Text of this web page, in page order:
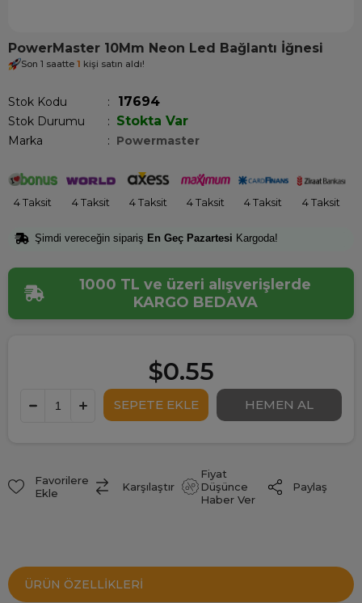
PowerMaster 10Mm Neon Led Bağlantı İğnesi
Son 1 saatte 1 kişi satın aldı!
Stok Kodu 17694
Stok Durumu : Stokta Var
Marka : Powermaster
4 Taksit 4 Taksit 4 Taksit 4 Taksit 4 Taksit 4 Taksit
Şimdi vereceğin sipariş En Geç Pazartesi Kargoda!
1000 TL ve üzeri alışverişlerde
KARGO BEDAVA
$0.55
Favorilere
Ekle
Karşılaştır
Fiyat
Düşünce
Haber Ver
Paylaş
ÜRÜN ÖZELLIKLERI